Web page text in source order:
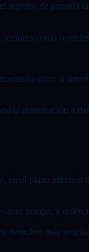
de jornada
como
entre el
la información a
el plazo
tiempo, a
más